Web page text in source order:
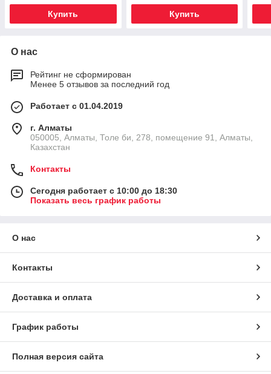
Купить Купить
О нас
Рейтинг не сформирован
Менее 5 отзывов за последний год
Работает с 01.04.2019
г. Алматы
050005, Алматы, Толе би, 278, помещение 91, Алматы,
Казахстан
Контакты
Сегодня работает с 10:00 до 18:30
Показать весь график работы
О нас
Контакты
Доставка и оплата
График работы
Полная версия сайта